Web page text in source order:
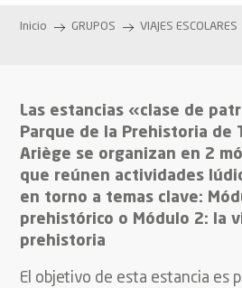
Inicio GRUPOS VIAJES ESCOLARES
Las estancias «clase de
Parque de la Prehistoria de
Ariège se organizan en 2
que reúnen actividades
en torno a temas clave:
prehistórico o Módulo 2: la
prehistoria
El objetivo de esta estancia es